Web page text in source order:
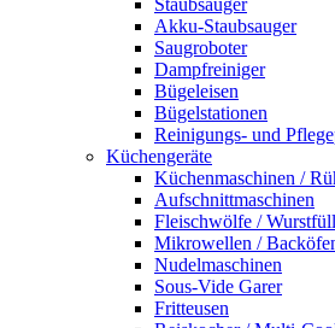
Akku-Staubsauger
Saugroboter
Dampfreiniger
Bügeleisen
Bügelstationen
Reinigungs- und
Küchengeräte
Küchenmaschinen /
Aufschnittmaschinen
Fleischwölfe /
Mikrowellen /
Nudelmaschinen
Sous-Vide Garer
Fritteusen